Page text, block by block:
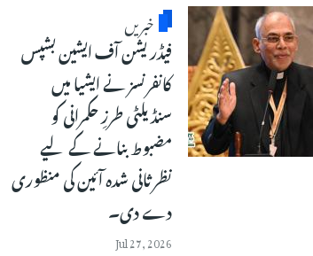
خبریں
فیڈریشن آف ایشین بشپس
کانفرنسز نے ایشیا میں
سنڈیلٹی طرزِ حکمرانی کو
مضبوط بنانے کے لیے
نظرثانی شدہ آئین کی منظوری
دے دی۔
Jul 27, 2026